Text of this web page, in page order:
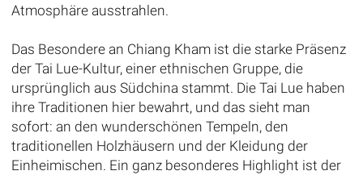
Atmosphäre ausstrahlen.
Das Besondere an Chiang Kham ist die starke Präsenz
der Tai Lue-Kultur, einer ethnischen Gruppe, die
ursprünglich aus Südchina stammt. Die Tai Lue haben
ihre Traditionen hier bewahrt, und das sieht man
sofort: an den wunderschönen Tempeln, den
traditionellen Holzhäusern und der Kleidung der
Einheimischen. Ein ganz besonderes Highlight ist der